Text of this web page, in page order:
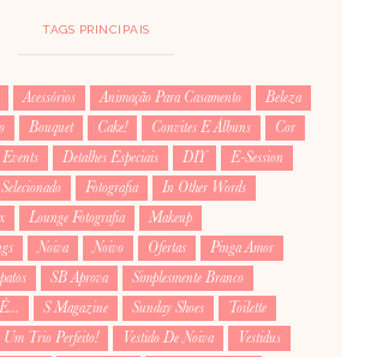
TAGS PRINCIPAIS
Acessórios Animação Para Casamento
Beleza
Bouquet Cake! Convites E Álbuns
Cor
Detalhes Especiais DIY
E-Session
Fotografia
In Other Words
Lounge Fotografia
Makeup
Noiva Noivo Ofertas
Pinga Amor
SB Aprova
Simplesmente Branco
S Magazine Sunday Shoes
Toilette
Um Trio Perfeito! Vestido De Noiva
Vestidus